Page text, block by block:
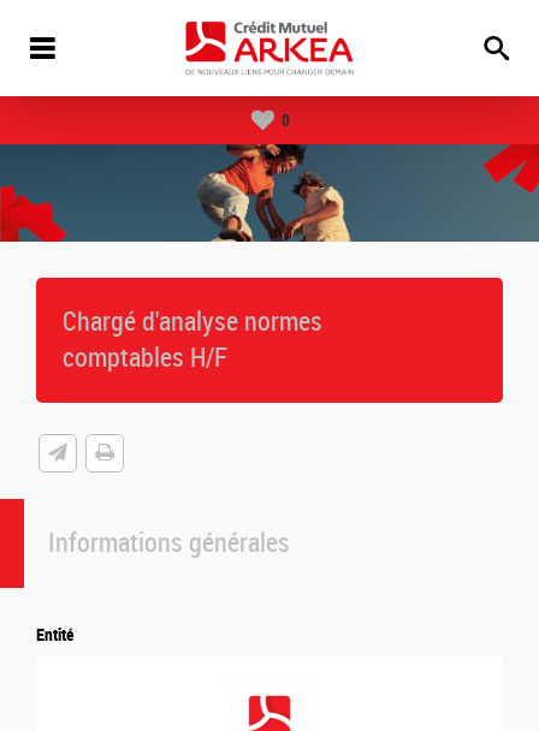
0
Chargé d'analyse normes
comptables H/F
Informations générales
Entité